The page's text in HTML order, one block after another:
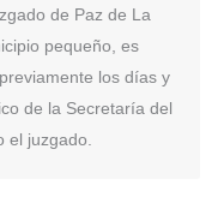
de Paz de La
pequeño, es
los días y
de la Secretaría del
el juzgado.